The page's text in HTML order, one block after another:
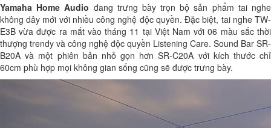
Yamaha Home Audio đang trưng bày trọn bộ sản phẩm tai nghe
không dây mới với nhiều công nghệ độc quyền. Đặc biệt, tai nghe TW-
E3B vừa được ra mắt vào tháng 11 tại Việt Nam với 06 màu sắc thời
thượng trendy và công nghệ độc quyền Listening Care. Sound Bar SR-
B20A và một phiên bản nhỏ gọn hơn SR-C20A với kích thước chỉ
60cm phù hợp mọi không gian sống cũng sẽ được trưng bày.